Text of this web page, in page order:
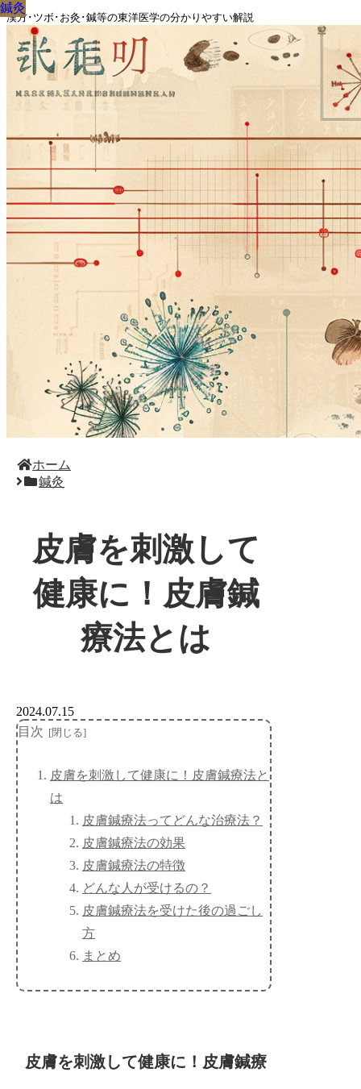
漢方･ツボ･お灸･鍼等の東洋医学の分かりやすい解説
ホーム
鍼灸
皮膚を刺激して
健康に！皮膚鍼
療法とは
鍼灸
2024.07.15
目次
皮膚を刺激して健康に！皮膚鍼療法と
は
皮膚鍼療法ってどんな治療法？
皮膚鍼療法の効果
皮膚鍼療法の特徴
どんな人が受けるの？
皮膚鍼療法を受けた後の過ごし
方
まとめ
皮膚を刺激して健康に！皮膚鍼療
鍼灸
鍼灸
鍼灸
鍼灸
鍼灸
鍼灸
鍼灸
鍼灸